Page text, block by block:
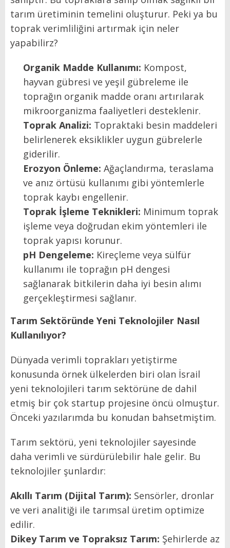
tarım üretiminin temelini oluşturur. Peki ya bu
toprak verimliliğini artırmak için neler
yapabilirz?
Organik Madde Kullanımı: Kompost,
hayvan gübresi ve yeşil gübreleme ile
toprağın organik madde oranı artırılarak
mikroorganizma faaliyetleri desteklenir.
Toprak Analizi: Topraktaki besin maddeleri
belirlenerek eksiklikler uygun gübrelerle
giderilir.
Erozyon Önleme: Ağaçlandırma, teraslama
ve anız örtüsü kullanımı gibi yöntemlerle
toprak kaybı engellenir.
Toprak İşleme Teknikleri: Minimum toprak
işleme veya doğrudan ekim yöntemleri ile
toprak yapısı korunur.
pH Dengeleme: Kireçleme veya sülfür
kullanımı ile toprağın pH dengesi
sağlanarak bitkilerin daha iyi besin alımı
gerçekleştirmesi sağlanır.
Tarım Sektöründe Yeni Teknolojiler Nasıl
Kullanılıyor?
Dünyada verimli toprakları yetiştirme
konusunda örnek ülkelerden biri olan İsrail
yeni teknolojileri tarım sektörüne de dahil
etmiş bir çok startup projesine öncü olmuştur.
Önceki yazılarımda bu konudan bahsetmiştim.
Tarım sektörü, yeni teknolojiler sayesinde
daha verimli ve sürdürülebilir hale gelir. Bu
teknolojiler şunlardır:
Akıllı Tarım (Dijital Tarım): Sensörler, dronlar
ve veri analitiği ile tarımsal üretim optimize
edilir.
Dikey Tarım ve Topraksız Tarım: Şehirlerde az